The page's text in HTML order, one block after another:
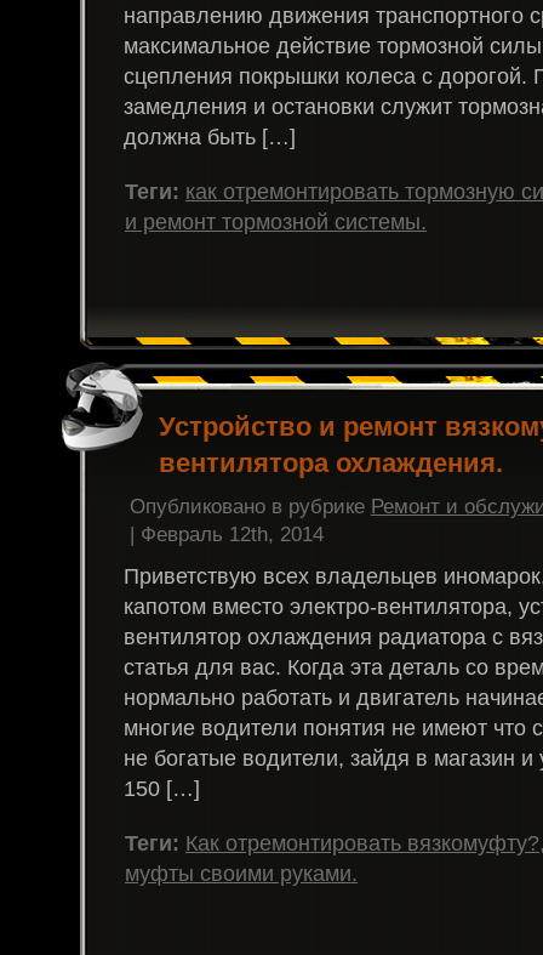
направлению движения транспортного
максимальное действие тормозной
сцепления покрышки колеса с дорогой.
замедления и остановки служит
должна быть […]
Теги: как отремонтировать тормозную
и ремонт тормозной системы.
Устройство и ремонт
вентилятора охлаждения.
Опубликовано в рубрике Ремонт и
| Февраль 12th, 2014
Приветствую всех владельцев
капотом вместо электро-вентилятора,
вентилятор охлаждения радиатора с
статья для вас. Когда эта деталь со
нормально работать и двигатель
многие водители понятия не имеют что
не богатые водители, зайдя в магазин и
150 […]
Теги: Как отремонтировать вязкомуфту?
муфты своими руками.